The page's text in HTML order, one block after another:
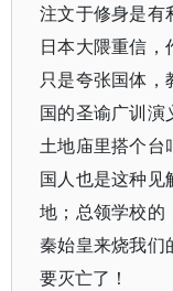
注文于修身是有
日本大隈重信，
只是夸张国体，
国的圣谕广训演
土地庙里搭个台
国人也是这种见
地；总领学校的
秦始皇来烧我们
要灭亡了！